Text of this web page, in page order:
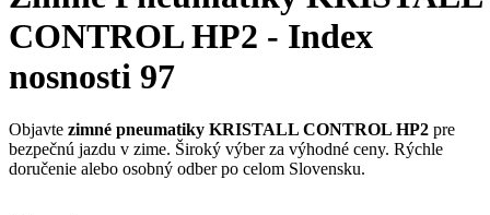
CONTROL HP2 - Index
nosnosti 97
Objavte zimné pneumatiky KRISTALL CONTROL HP2 pre
bezpečnú jazdu v zime. Široký výber za výhodné ceny. Rýchle
doručenie alebo osobný odber po celom Slovensku.